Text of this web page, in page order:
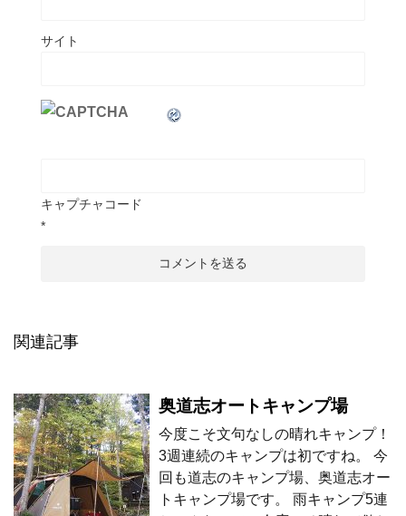
サイト
キャプチャコード
*
関連記事
奥道志オートキャンプ場
今度こそ文句なしの晴れキャンプ！
3週連続のキャンプは初ですね。 今
回も道志のキャンプ場、奥道志オー
トキャンプ場です。 雨キャンプ5連